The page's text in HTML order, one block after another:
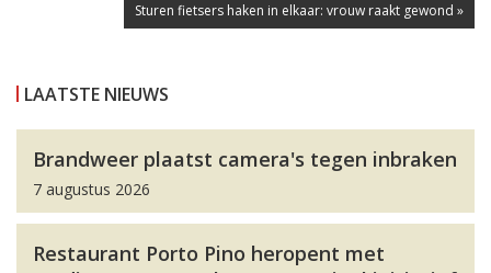
Sturen fietsers haken in elkaar: vrouw raakt gewond »
LAATSTE NIEUWS
Brandweer plaatst camera's tegen inbraken
7 augustus 2026
Restaurant Porto Pino heropent met